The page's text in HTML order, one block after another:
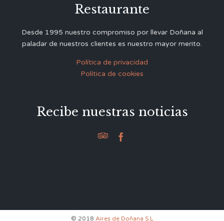
Restaurante
Desde 1995 nuestro compromiso por llevar Doñana al
paladar de nuestros clientes es nuestro mayor merito.
Política de privacidad
Política de cookies
Recibe nuestras noticias
 
© 2018 Aires de Doñana S.L